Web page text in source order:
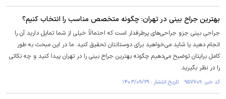
بهترین جراح بینی در تهران: چگونه متخصص مناسب را انتخاب کنیم؟
جراحی بینی جزو جراحی‌های پرطرفدار است که احتمالاً خیلی از شما تمایل دارید آن را
انجام دهید یا شاید می‌خواهید برای دوستانتان تحقیق کنید. ما در این مبحث به طور
کامل برایتان توضیح می‌دهیم چگونه بهترین جراح بینی را در تهران پیدا کنید و چه نکاتی
را در نظر بگیرید.
کد خبر: ۹۵۷۷۰۹ تاریخ انتشار : ۱۴۰۳/۰۹/۲۹